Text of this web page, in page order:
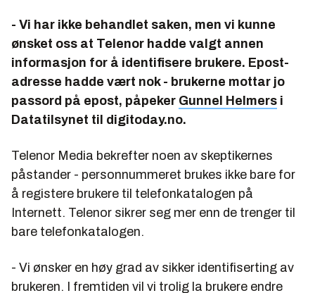
- Vi har ikke behandlet saken, men vi kunne
ønsket oss at Telenor hadde valgt annen
informasjon for å identifisere brukere. Epost-
adresse hadde vært nok - brukerne mottar jo
passord på epost, påpeker Gunnel Helmers i
Datatilsynet til digitoday.no.
Telenor Media bekrefter noen av skeptikernes
påstander - personnummeret brukes ikke bare for
å registere brukere til telefonkatalogen på
Internett. Telenor sikrer seg mer enn de trenger til
bare telefonkatalogen.
- Vi ønsker en høy grad av sikker identifiserting av
brukeren. I fremtiden vil vi trolig la brukere endre